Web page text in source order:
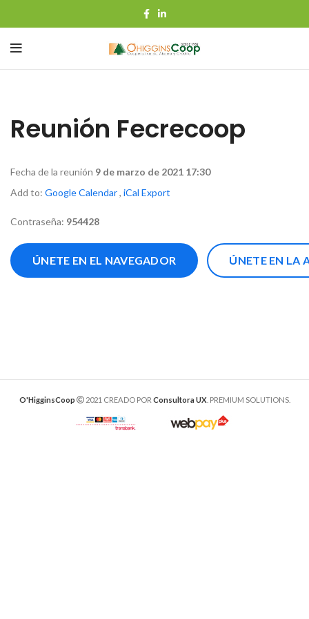
Reunión Fecrecoop
Fecha de la reunión 9 de marzo de 2021 17:30
Add to: Google Calendar, iCal Export
Contraseña: 954428
ÚNETE EN EL NAVEGADOR ÚNETE EN LA
O'HigginsCoop 2021 CREADO POR Consultora UX. PREMIUM SOLUTIONS.